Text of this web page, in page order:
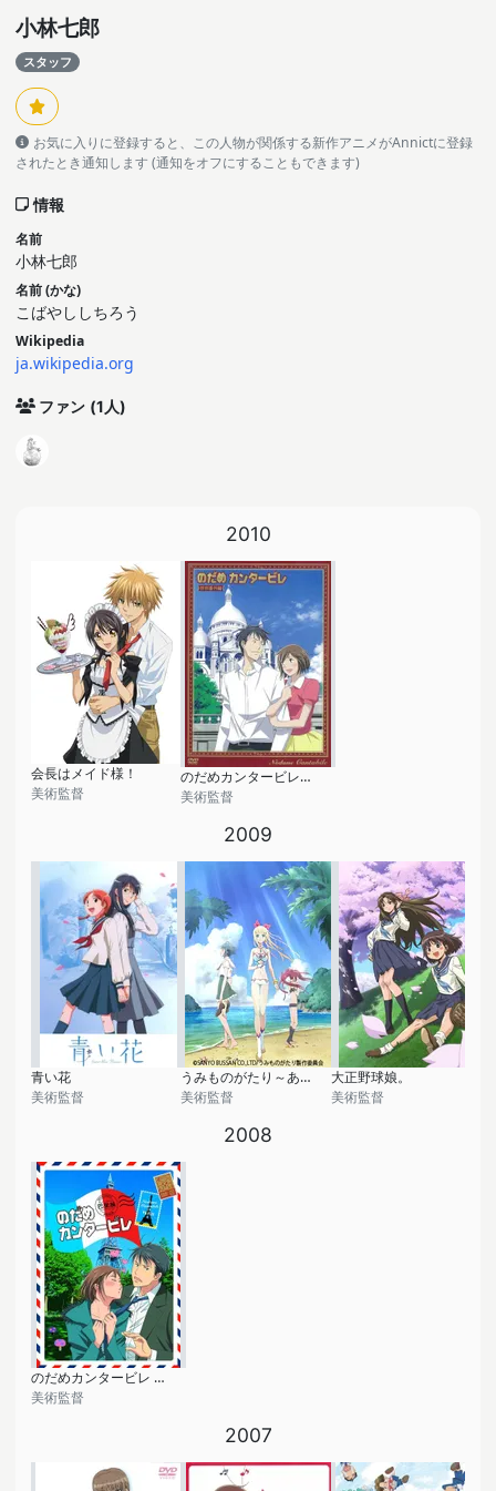
小林七郎
スタッフ
お気に入りに登録すると、この人物が関係する新作アニメがAnnictに登録
されたとき通知します (通知をオフにすることもできます)
情報
名前
小林七郎
名前 (かな)
こばやししちろう
Wikipedia
ja.wikipedia.org
ファン (1人)
2010
会長はメイド様！
美術監督
のだめカンタービレ「特別番外編」
美術監督
2009
青い花
美術監督
うみものがたり～あなたがいてくれたコト～
美術監督
大正野球娘。
美術監督
2008
のだめカンタービレ 巴里編
美術監督
2007